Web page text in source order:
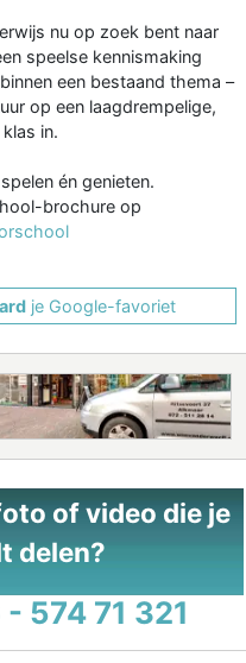
nu op zoek bent naar
speelse kennismaking
een bestaand thema –
op een laagdrempelige,
in.
én genieten.
brochure op
je Google-favoriet
of video die je
delen?
574 71 321